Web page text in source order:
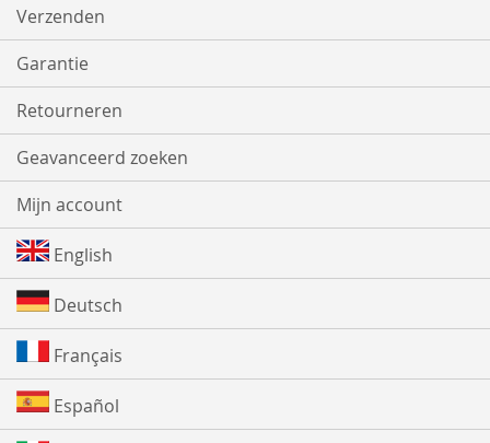
Verzenden
Garantie
Retourneren
Geavanceerd zoeken
Mijn account
English
Deutsch
Français
Español